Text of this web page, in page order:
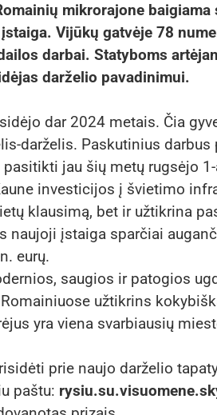
mikrorajone
Vijūkų gatvėje 78
darbai. Statyboms
darželio pavadinimui.
dar 2024 metais. Čia
darželis. Paskutinius
jau šių metų rugsėjo
investicijos į švietimo
klausimą, bet ir užtikrina
naujoji įstaiga sparčiai
eurų.
saugios ir patogios
užtikrins
yra viena svarbiausių
prie naujo darželio
paštu: